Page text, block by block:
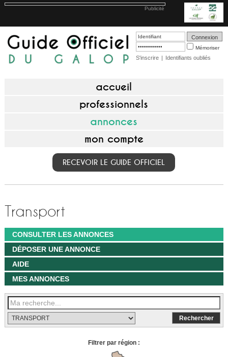
Publicité
Mémoriser
S'inscrire | Identifiants oubliés
accueil
professionnels
annonces
mon compte
RECEVOIR LE GUIDE OFFICIEL
Transport
CONSULTER LES ANNONCES
DÉPOSER UNE ANNONCE
AIDE
MES ANNONCES
Filtrer par région :